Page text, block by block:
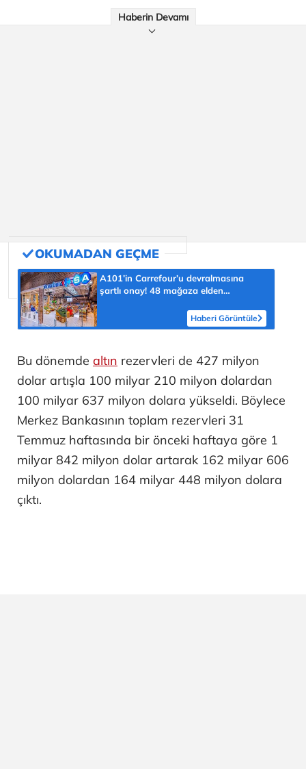
Haberin Devamı
A101’in Carrefour’u devralmasına
şartlı onay! 48 mağaza elden
Haberi Görüntüle
Bu dönemde altın rezervleri de 427 milyon
dolar artışla 100 milyar 210 milyon dolardan
100 milyar 637 milyon dolara yükseldi. Böylece
Merkez Bankasının toplam rezervleri 31
Temmuz haftasında bir önceki haftaya göre 1
milyar 842 milyon dolar artarak 162 milyar 606
milyon dolardan 164 milyar 448 milyon dolara
çıktı.